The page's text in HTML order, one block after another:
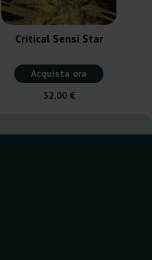
Critical Sensi Star
Acquista ora
32,00 €